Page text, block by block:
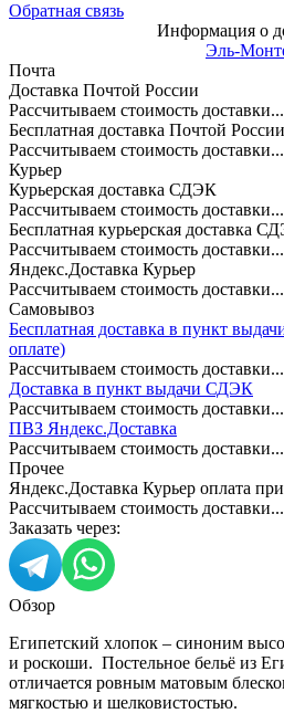
Обратная связь
Информация о
Эль-
Почта
Доставка Почтой России
Рассчитываем стоимость доставки...
Бесплатная доставка Почтой
Рассчитываем стоимость доставки...
Курьер
Курьерская доставка СДЭК
Рассчитываем стоимость доставки...
Бесплатная курьерская доставка
Рассчитываем стоимость доставки...
Яндекс.Доставка Курьер
Рассчитываем стоимость доставки...
Самовывоз
Бесплатная доставка в пункт
оплате)
Рассчитываем стоимость доставки...
Доставка в пункт выдачи СДЭК
Рассчитываем стоимость доставки...
ПВЗ Яндекс.Доставка
Рассчитываем стоимость доставки...
Прочее
Яндекс.Доставка Курьер оплата
Рассчитываем стоимость доставки...
Заказать через:
Обзор
Египетский хлопок – синоним
и роскоши. Постельное бельё из
отличается ровным матовым
мягкостью и шелковистостью.